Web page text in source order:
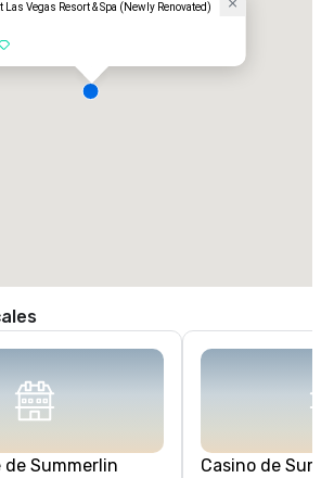
Vegas Resort & Spa (Newly Renovated)
Summerlin Casino de